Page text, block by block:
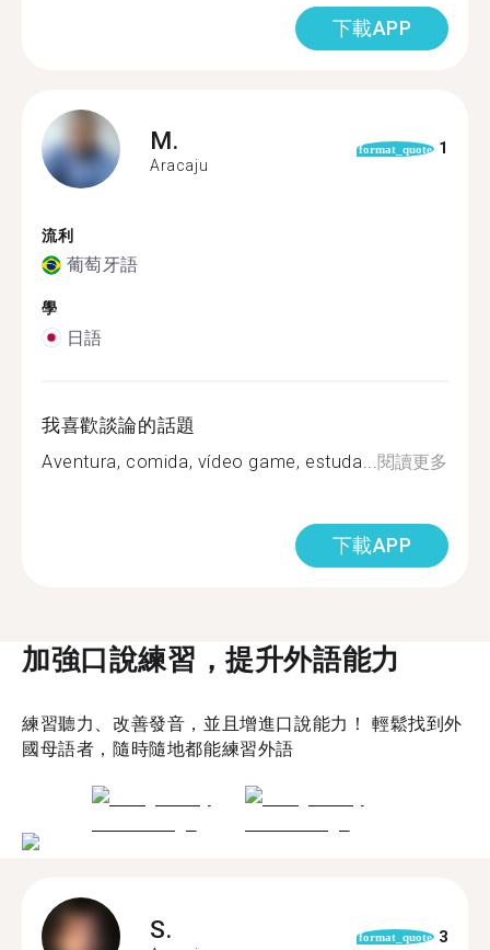
下載APP
M.
Aracaju
format_quote 1
流利
葡萄牙語
學
日語
我喜歡談論的話題
Aventura, comida, vídeo game, estuda... 閱讀更多
下載APP
加強口說練習，提升外語能力
練習聽力、改善發音，並且增進口說能力！ 輕鬆找到外
國母語者，隨時隨地都能練習外語
S. format_quote 3